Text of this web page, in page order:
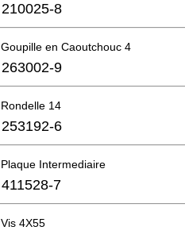
210025-8
Goupille en Caoutchouc 4
263002-9
Rondelle 14
253192-6
Plaque Intermediaire
411528-7
Vis 4X55